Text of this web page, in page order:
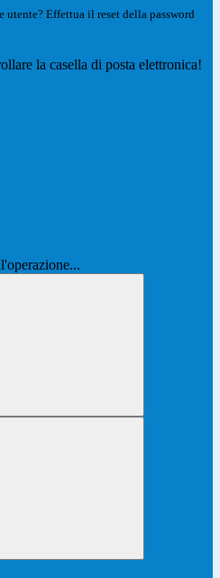
utente? Effettua il reset della password
la casella di posta elettronica!